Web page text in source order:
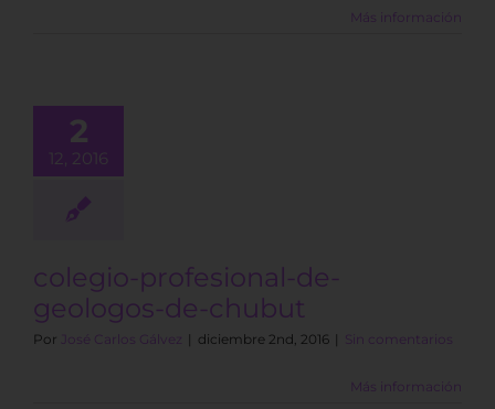
Más información
2
12, 2016
colegio-profesional-de-
geologos-de-chubut
Por José Carlos Gálvez | diciembre 2nd, 2016 | Sin comentarios
Más información